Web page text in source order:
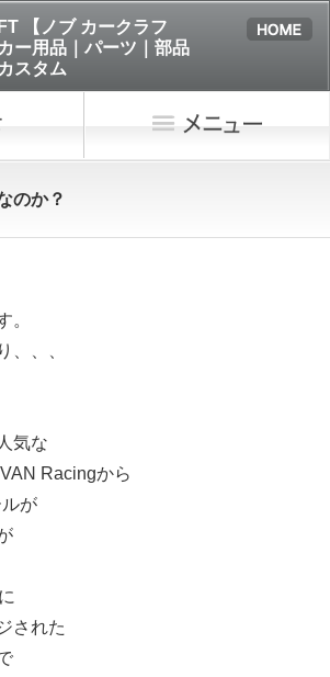
【ノブ カークラフ
ー用品｜パーツ｜部品
スタム
のか？
。
、、、
気な
Racingから
が
された